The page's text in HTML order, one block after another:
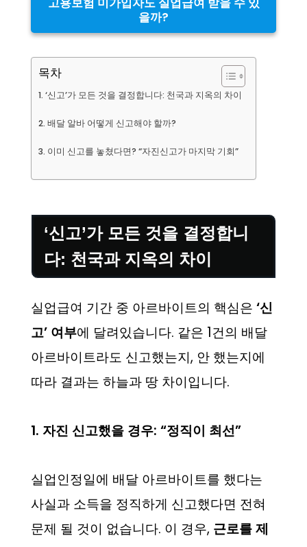
을까?
목차
‘신고’가 모든 것을 결정합니다: 천국과 지옥의 차이
배달 알바 어떻게 신고해야 할까?
이미 신고를 놓쳤다면? “자진신고가 마지막 기회”
‘신고’가 모든 것을 결정합니
다: 천국과 지옥의 차이
실업급여 기간 중 아르바이트의 핵심은 ‘신
고’ 여부에 달려있습니다. 같은 1건의 배달
아르바이트라도 신고했는지, 안 했는지에
따라 결과는 하늘과 땅 차이입니다.
1. 자진 신고했을 경우: “정직이 최선”
실업인정일에 배달 아르바이트를 했다는
사실과 소득을 정직하게 신고했다면 전혀
문제 될 것이 없습니다. 이 경우, 근로를 제